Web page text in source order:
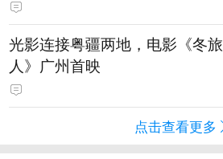
光影连接粤疆两地，电影《冬旅
人》广州首映
点击查看更多